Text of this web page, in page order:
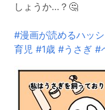
しょうか…？🤔
#漫画が読めるハッ
育児 #1歳 #うさぎ #